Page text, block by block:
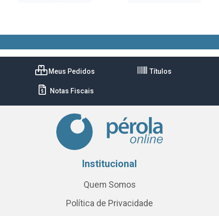
Meus Pedidos Títulos
Notas Fiscais
Institucional
Quem Somos
Política de Privacidade